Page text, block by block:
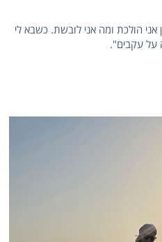
אני הולכת ומה אני לובשת. כשבא לי
על עקבים".